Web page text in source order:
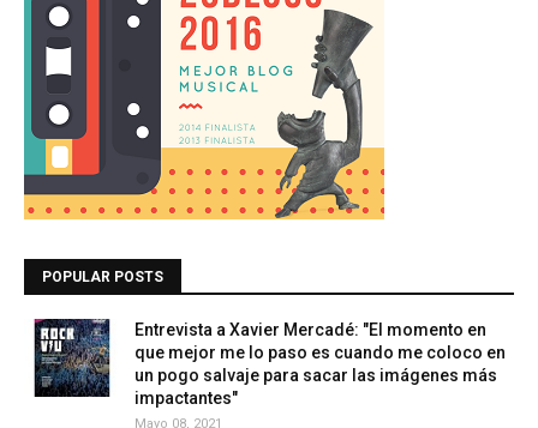
POPULAR POSTS
Entrevista a Xavier Mercadé: "El momento en
que mejor me lo paso es cuando me coloco en
un pogo salvaje para sacar las imágenes más
impactantes"
Mayo 08, 2021